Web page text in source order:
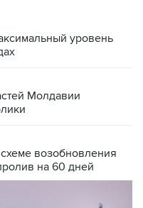
уровень
Молдавии
возобновления
на 60 дней